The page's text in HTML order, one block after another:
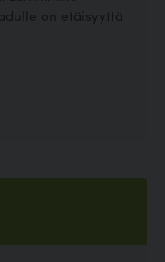
on etäisyyttä